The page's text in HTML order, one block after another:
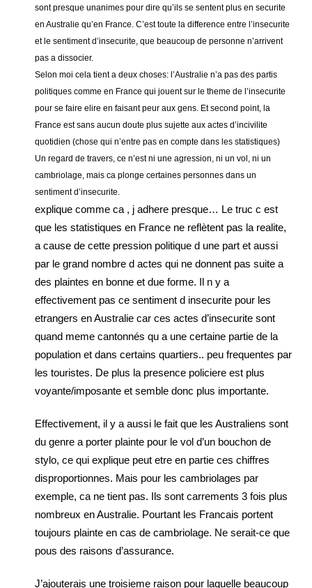
sont presque unanimes pour dire qu’ils se sentent plus en securite
en Australie qu’en France. C’est toute la difference entre l’insecurite
et le sentiment d’insecurite, que beaucoup de personne n’arrivent
pas a dissocier.
Selon moi cela tient a deux choses: l’Australie n’a pas des partis
politiques comme en France qui jouent sur le theme de l’insecurite
pour se faire elire en faisant peur aux gens. Et second point, la
France est sans aucun doute plus sujette aux actes d’incivilite
quotidien (chose qui n’entre pas en compte dans les statistiques)
Un regard de travers, ce n’est ni une agression, ni un vol, ni un
cambriolage, mais ca plonge certaines personnes dans un
sentiment d’insecurite.
explique comme ca , j adhere presque… Le truc c est
que les statistiques en France ne reflètent pas la realite,
a cause de cette pression politique d une part et aussi
par le grand nombre d actes qui ne donnent pas suite a
des plaintes en bonne et due forme. Il n y a
effectivement pas ce sentiment d insecurite pour les
etrangers en Australie car ces actes d’insecurite sont
quand meme cantonnés qu a une certaine partie de la
population et dans certains quartiers.. peu frequentes par
les touristes. De plus la presence policiere est plus
voyante/imposante et semble donc plus importante.
Effectivement, il y a aussi le fait que les Australiens sont
du genre a porter plainte pour le vol d’un bouchon de
stylo, ce qui explique peut etre en partie ces chiffres
disproportionnes. Mais pour les cambriolages par
exemple, ca ne tient pas. Ils sont carrements 3 fois plus
nombreux en Australie. Pourtant les Francais portent
toujours plainte en cas de cambriolage. Ne serait-ce que
pous des raisons d’assurance.
J’ajouterais une troisieme raison pour laquelle beaucoup